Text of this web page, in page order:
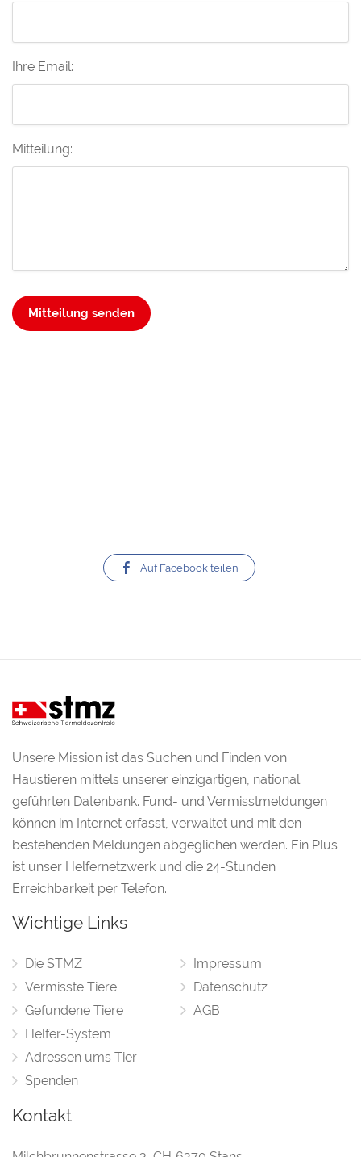
Ihre Email:
Mitteilung:
Mitteilung senden
Auf Facebook teilen
Unsere Mission ist das Suchen und Finden von
Haustieren mittels unserer einzigartigen, national
geführten Datenbank. Fund- und Vermisstmeldungen
können im Internet erfasst, verwaltet und mit den
bestehenden Meldungen abgeglichen werden. Ein Plus
ist unser Helfernetzwerk und die 24-Stunden
Erreichbarkeit per Telefon.
Wichtige Links
Die STMZ
Vermisste Tiere
Gefundene Tiere
Helfer-System
Adressen ums Tier
Spenden
Impressum
Datenschutz
AGB
Kontakt